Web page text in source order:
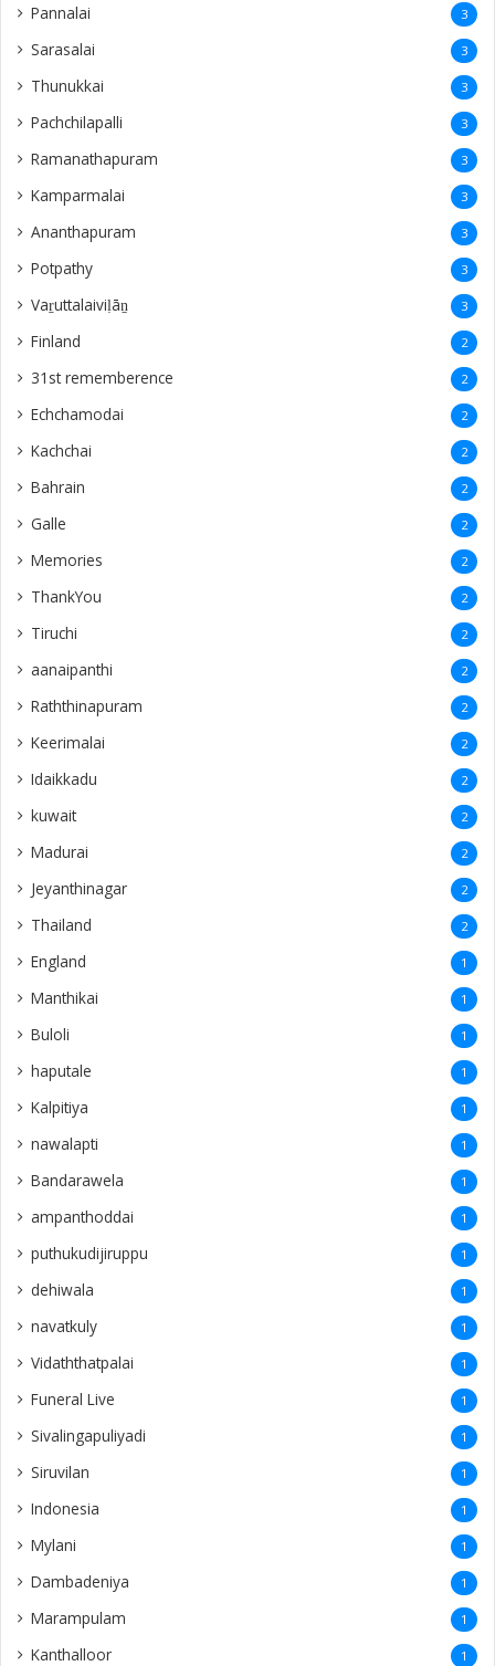
Pannalai 3
Sarasalai 3
Thunukkai 3
Pachchilapalli 3
Ramanathapuram 3
Kamparmalai 3
Ananthapuram 3
‎Potpathy 3
Vaṟuttalaiviḷāṉ 3
Finland 2
31st rememberence 2
Echchamodai 2
Kachchai 2
Bahrain 2
Galle 2
Memories 2
ThankYou 2
Tiruchi 2
aanaipanthi 2
Raththinapuram 2
Keerimalai 2
Idaikkadu 2
kuwait 2
Madurai 2
Jeyanthinagar 2
Thailand 2
England 1
Manthikai 1
Buloli 1
haputale 1
Kalpitiya 1
nawalapti 1
Bandarawela 1
ampanthoddai 1
puthukudijiruppu 1
dehiwala 1
navatkuly 1
Vidaththatpalai 1
Funeral Live 1
Sivalingapuliyadi 1
Siruvilan 1
Indonesia 1
Mylani 1
Dambadeniya 1
Marampulam 1
Kanthalloor 1